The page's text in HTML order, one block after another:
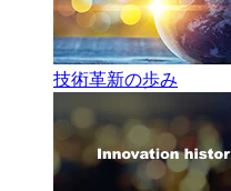
技術革新の歩み